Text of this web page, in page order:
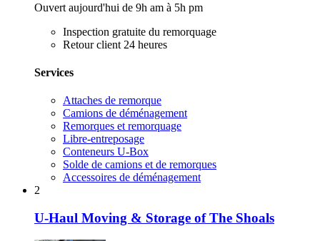
Ouvert aujourd'hui de 9h am à 5h pm
Inspection gratuite du remorquage
Retour client 24 heures
Services
Attaches de remorque
Camions de déménagement
Remorques et remorquage
Libre-entreposage
Conteneurs U-Box
Solde de camions et de remorques
Accessoires de déménagement
2
U-Haul Moving & Storage of The Shoals